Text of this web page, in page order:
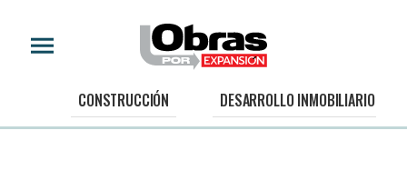
CONSTRUCCIÓN DESARROLLO INMOBILIARIO